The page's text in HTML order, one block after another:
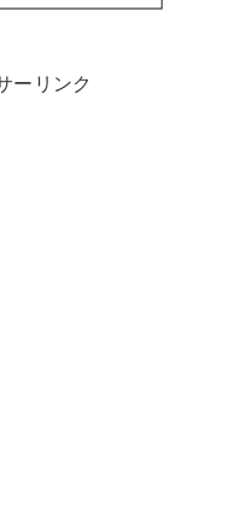
ーリンク